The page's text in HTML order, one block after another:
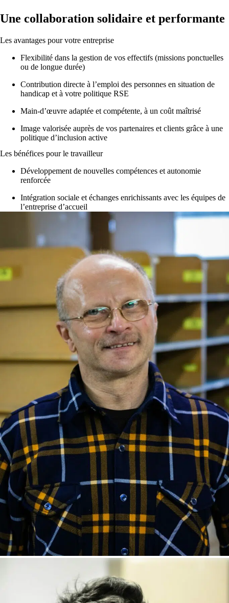
Une collaboration solidaire et performante
Les avantages pour votre entreprise
Flexibilité dans la gestion de vos effectifs (missions ponctuelles
ou de longue durée)
Contribution directe à l’emploi des personnes en situation de
handicap et à votre politique RSE
Main-d’œuvre adaptée et compétente, à un coût maîtrisé
Image valorisée auprès de vos partenaires et clients grâce à une
politique d’inclusion active
Les bénéfices pour le travailleur
Développement de nouvelles compétences et autonomie
renforcée
Intégration sociale et échanges enrichissants avec les équipes de
l’entreprise d’accueil